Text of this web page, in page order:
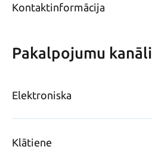
Kontaktinformācija
Pakalpojumu kanāli
Elektroniska
Klātiene